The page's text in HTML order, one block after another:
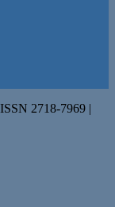
2718-7969 |